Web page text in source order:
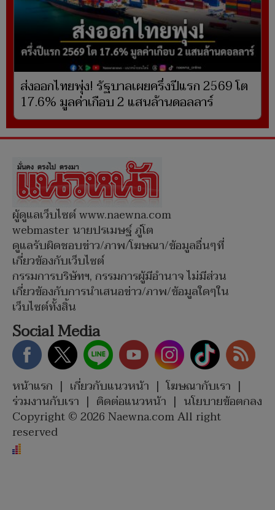
ส่งออกไทยพุ่ง! รัฐบาลเผยครึ่งปีแรก 2569 โต
17.6% มูลค่าเกือบ 2 แสนล้านดอลลาร์
ผู้ดูแลเว็บไซต์ www.naewna.com
webmaster นายปรเมษฐ์ ภู่โต
ดูแลรับผิดชอบข่าว/ภาพ/โฆษณา/ข้อมูลอื่นๆที่
เกี่ยวข้องกับเว็บไซต์
กรรมการบริษัทฯ, กรรมการผู้มีอำนาจ ไม่มีส่วน
เกี่ยวข้องกับการนำเสนอข่าว/ภาพ/ข้อมูลใดๆใน
เว็บไซต์ทั้งสิ้น
Social Media
หน้าแรก | เกี่ยวกับแนวหน้า | โฆษณากับเรา |
ร่วมงานกับเรา | ติดต่อแนวหน้า | นโยบายข้อตกลง
Copyright © 2026 Naewna.com All right
reserved